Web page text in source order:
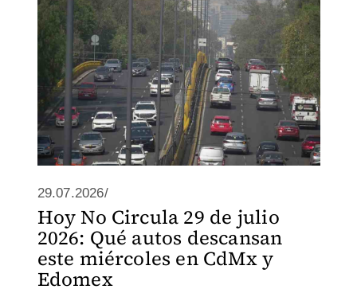
29.07.2026/
Hoy No Circula 29 de julio
2026: Qué autos descansan
este miércoles en CdMx y
Edomex